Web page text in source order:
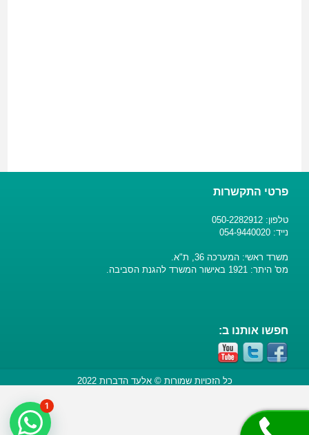
פרטי התקשרות
טלפון: 050-2282912
נייד: 054-9440020
משרד ראשי: המערכה 36, ת"א.
מס' היתר: 1921 באישור המשרד להגנת הסביבה.
חפשו אותנו ב:
כל הזכויות שמורות © אלעד הדברות 2022
1